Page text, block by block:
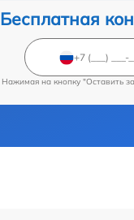
Бесплатная
Нажимая на кнопку "Оставить